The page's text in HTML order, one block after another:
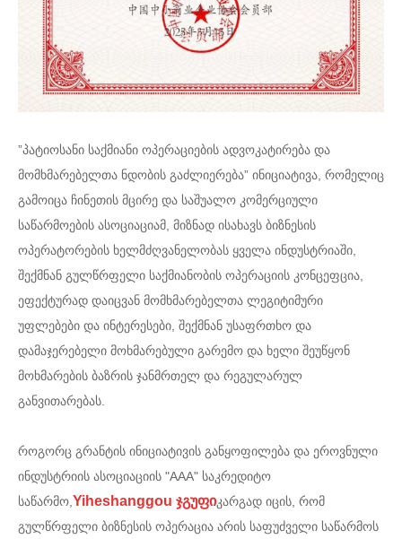
”პატიოსანი საქმიანი ოპერაციების ადვოკატირება და
მომხმარებელთა ნდობის გაძლიერება” ინიციატივა, რომელიც
გამოიცა ჩინეთის მცირე და საშუალო კომერციული
საწარმოების ასოციაციამ, მიზნად ისახავს ბიზნესის
ოპერატორების ხელმძღვანელობას ყველა ინდუსტრიაში,
შექმნან გულწრფელი საქმიანობის ოპერაციის კონცეფცია,
ეფექტურად დაიცვან მომხმარებელთა ლეგიტიმური
უფლებები და ინტერესები, შექმნან უსაფრთხო და
დამაჯერებელი მოხმარებული გარემო და ხელი შეუწყონ
მოხმარების ბაზრის ჯანმრთელ და რეგულარულ
განვითარებას.
როგორც გრანტის ინიციატივის განყოფილება და ეროვნული
ინდუსტრიის ასოციაციის "AAA" საკრედიტო
საწარმო, Yiheshanggou ჯგუფიკარგად იცის, რომ
გულწრფელი ბიზნესის ოპერაცია არის საფუძველი საწარმოს